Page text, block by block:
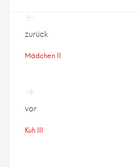
Beitragsnavigation
zurück
Mädchen II
vor
Kuh III